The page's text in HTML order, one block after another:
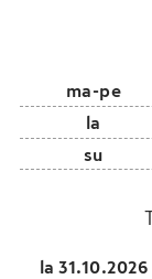
ma-pe
la
su
la 31.10.2026